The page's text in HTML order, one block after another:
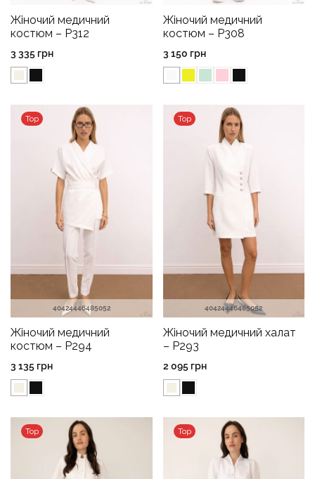
Жіночий медичний
костюм – P312
3 335 грн
Жіночий медичний
костюм – P308
3 150 грн
Top
40424446485052
Жіночий медичний
костюм – P294
3 135 грн
Top
40424446485052
Жіночий медичний халат
– P293
2 095 грн
Top Top